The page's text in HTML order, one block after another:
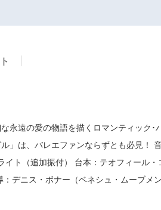
永遠の愛の物語を描くロマンティック
ル」は、バレエファンならずとも必見
イト（追加振付） 台本：テオフィール
：デニス・ボナー（ベネシュ・ムーブメ